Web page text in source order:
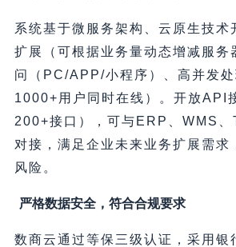
系统基于微服务架构、云原生技术
扩展（可根据业务量动态增减服务
问（PC/APP/小程序）、高并发
1000+用户同时在线）。开放API
200+接口），可与ERP、WMS、
对接，满足企业未来业务扩展需求
风险。
严格数据安全，符合合规要求
数商云通过等保三级认证，采用银